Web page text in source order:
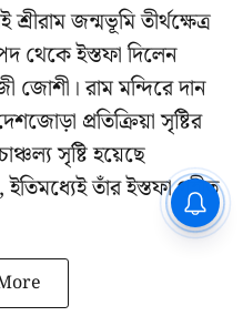
শ্রীরাম জন্মভূমি তীর্থক্ষেত্র
ইস্তফা দিলেন
রাম মন্দিরে দান
প্রতিক্রিয়া সৃষ্টির
সৃষ্টি হয়েছে
তাঁর ইস্তফা গৃহীত
লক্ষ নাম বিবেচনাধীন রেখে